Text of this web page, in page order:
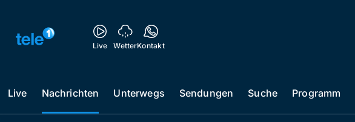
Live WetterKontakt
Live Nachrichten Unterwegs Sendungen Suche Programm